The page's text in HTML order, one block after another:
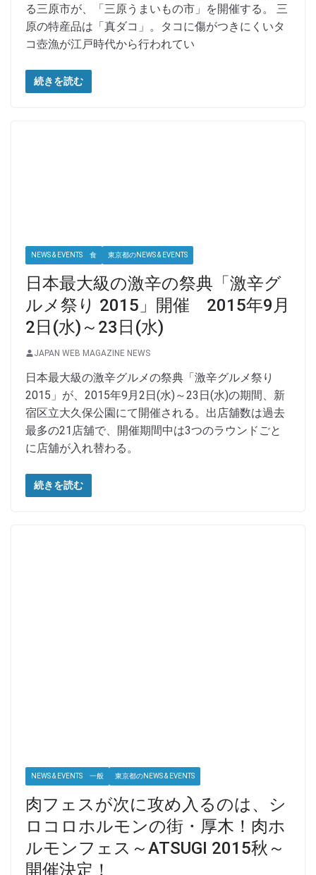
る三原市が、「三原うまいもの市」を開催する。 三
原の特産品は「真ダコ」。タコに傷がつきにくいタ
コ壺漁が江戸時代から行われてい
続きを読む
NEWS & EVENTS 食 東京都のNEWS & EVENTS
日本最大級の激辛の祭典「激辛グ
ルメ祭り 2015」開催 2015年9月
2日(水)～23日(水)
JAPAN WEB MAGAZINE NEWS
日本最大級の激辛グルメの祭典「激辛グルメ祭り
2015」が、2015年9月2日(水)～23日(水)の期間、新
宿区立大久保公園にて開催される。出店舖数は過去
最多の21店舖で、開催期間中は3つのラウンドごと
に店舖が入れ替わる。
続きを読む
NEWS & EVENTS 一般 東京都のNEWS & EVENTS
肉フェスが次に攻め入るのは、シ
ロコロホルモンの街・厚木！肉ホ
ルモンフェス～ATSUGI 2015秋～
開催決定！